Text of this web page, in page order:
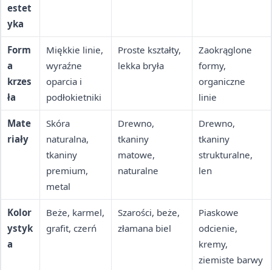
estet
yka
Form
a
krzes
ła
Miękkie linie,
wyraźne
oparcia i
podłokietniki
Proste kształty,
lekka bryła
Zaokrąglone
formy,
organiczne
linie
Mate
riały
Skóra
naturalna,
tkaniny
premium,
metal
Drewno,
tkaniny
matowe,
naturalne
Drewno,
tkaniny
strukturalne,
len
Kolor
ystyk
a
Beże, karmel,
grafit, czerń
Szarości, beże,
złamana biel
Piaskowe
odcienie,
kremy,
ziemiste barwy